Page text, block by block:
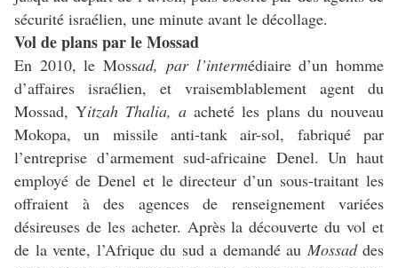
sécurité israélien, une minute avant le décollage.
Vol de plans par le Mossad
En 2010, le Mossad, par l’intermédiaire d’un homme
d’affaires israélien, et vraisemblablement agent du
Mossad, Yitzah Thalia, a acheté les plans du nouveau
Mokopa, un missile anti-tank air-sol, fabriqué par
l’entreprise d’armement sud-africaine Denel. Un haut
employé de Denel et le directeur d’un sous-traitant les
offraient à des agences de renseignement variées
désireuses de les acheter. Après la découverte du vol et
de la vente, l’Afrique du sud a demandé au Mossaddes